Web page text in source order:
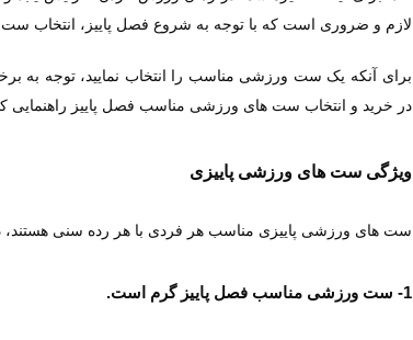
لازم و ضروری است که با توجه به شروع فصل پاییز، انتخاب
برای آنکه یک ست ورزشی مناسب را انتخاب نمایید، توجه به
در خرید و انتخاب ست های ورزشی مناسب فصل پاییز راهنمایی
ویژگی ست های ورزشی پاییزی
ست های ورزشی پاییزی مناسب هر فردی با هر رده سنی هستند،
1- ست ورزشی مناسب فصل پاییز گرم است.